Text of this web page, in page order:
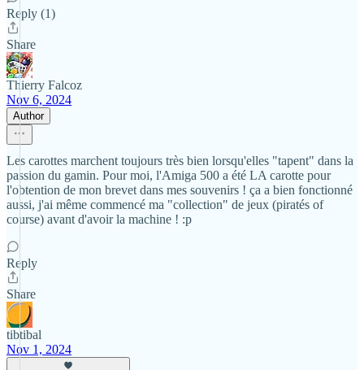
Reply (1)
Share
Thierry Falcoz
Nov 6, 2024
Author
Les carottes marchent toujours très bien lorsqu'elles "tapent" dans la
passion du gamin. Pour moi, l'Amiga 500 a été LA carotte pour
l'obtention de mon brevet dans mes souvenirs ! ça a bien fonctionné
aussi, j'ai même commencé ma "collection" de jeux (piratés of
course) avant d'avoir la machine ! :p
Reply
Share
tibtibal
Nov 1, 2024